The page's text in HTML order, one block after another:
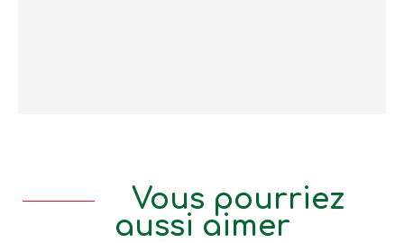
Vous pourriez
aussi aimer